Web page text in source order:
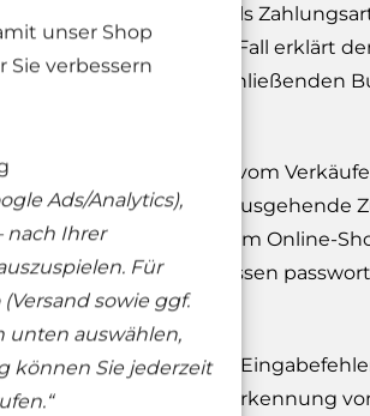
unser Shop
verbessern
Ads/Analytics),
nach Ihrer
Für
sowie ggf.
unten auswählen,
können Sie jederzeit
„Amazon Payments“ als
Amazon. Für diesen Fall erklärt
Bestellvorgang abschließenden
dem Vertragsschluss vom
Eine darüber hinausgehende
ein Nutzerkonto im Online-
vom Kunden über dessen
der Kunde mögliche
Mittel zur besseren Erkennung